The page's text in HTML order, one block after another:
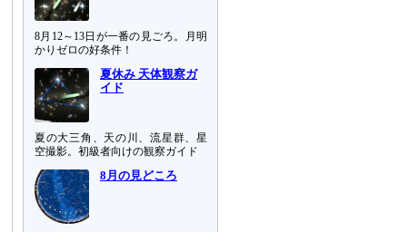
8月12～13日が一番の見ごろ。月明
かりゼロの好条件！
夏休み 天体観察ガ
イド
夏の大三角、天の川、流星群、星
空撮影。初級者向けの観察ガイド
8月の見どころ